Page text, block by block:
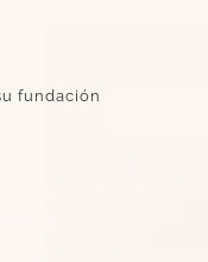
fundación